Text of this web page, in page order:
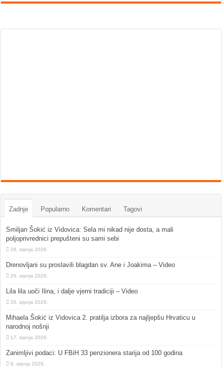
Zadnje Popularno Komentari Tagovi
Smiljan Šokić iz Vidovica: Sela mi nikad nije dosta, a mali
poljoprivrednici prepušteni su sami sebi
28. srpnja 2026.
Drenovljani su proslavili blagdan sv. Ane i Joakima – Video
26. srpnja 2026.
Lila lila uoči Ilina, i dalje vjerni tradiciji – Video
20. srpnja 2026.
Mihaela Šokić iz Vidovica 2. pratilja izbora za najljepšu Hrvaticu u
narodnoj nošnji
17. srpnja 2026.
Zanimljivi podaci: U FBiH 33 penzionera starija od 100 godina
9. srpnja 2026.